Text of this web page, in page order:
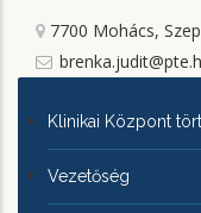
7700 Mohács,
KLINIKAI
KÖZPONTRÓL
Klinikai Központ
Vezetőség